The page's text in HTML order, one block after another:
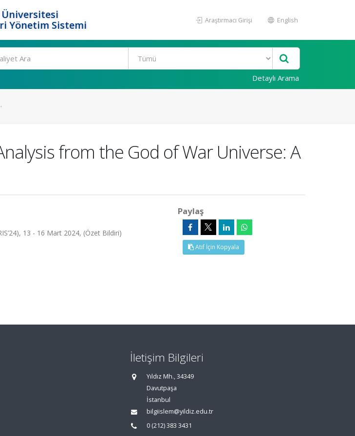
Üniversitesi
Yönetim Sistemi
Araştırmacı Girişi English
Detaylı Arama
from the God of War Universe: A
13 - 16 Mart 2024, (Özet Bildiri)
Paylaş
Atıf İçin Kopyala
İletişim Bilgileri
Yıldız Mh., 34349
Davutpaşa
İstanbul
bilgiislem@yildiz.edu.tr
0 (212) 383 3431